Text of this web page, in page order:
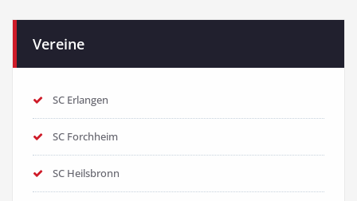
Vereine
SC Erlangen
SC Forchheim
SC Heilsbronn